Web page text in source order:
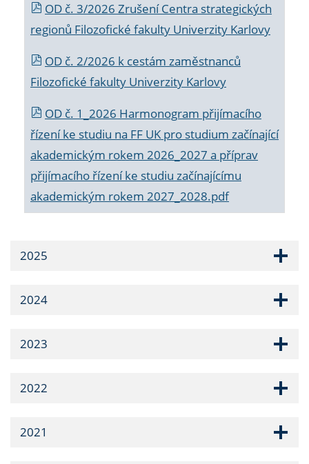
OD č. 3/2026 Zrušení Centra strategických
regionů Filozofické fakulty Univerzity Karlovy
OD č. 2/2026 k cestám zaměstnanců
Filozofické fakulty Univerzity Karlovy
OD č. 1_2026 Harmonogram přijímacího
řízení ke studiu na FF UK pro studium začínající
akademickým rokem 2026_2027 a příprav
přijímacího řízení ke studiu začínajícímu
akademickým rokem 2027_2028.pdf
2025
2024
2023
2022
2021